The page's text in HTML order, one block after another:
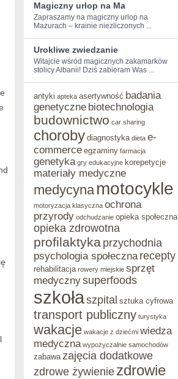
Magiczny urlop na Ma
Zapraszamy na magiczny⁣ urlop na
Mazurach –⁤ krainie⁣ niezliczonych ...
Urokliwe zwiedzanie
Witajcie wśród magicznych zakamarków
stolicy‌ Albanii! Dziś ​zabieram Was ...
antyki apteka asertywność badania
genetyczne biotechnologia
budownictwo car sharing
choroby diagnostyka dieta e-
commerce egzaminy farmacja
genetyka gry edukacyjne korepetycje
materiały medyczne
medycyna motocykle
motoryzacja klasyczna ochrona
przyrody odchudzanie opieka społeczna
opieka zdrowotna
profilaktyka przychodnia
psychologia społeczna recepty
rehabilitacja rowery miejskie sprzęt
medycznysuperfoods
szkołaszpital sztuka cyfrowa
transport publiczny turystyka
wakacje wakacje z dziećmi wiedza
medyczna wypożyczalnie samochodów
zabawa zajęcia dodatkowe
zdrowe żywienie zdrowie